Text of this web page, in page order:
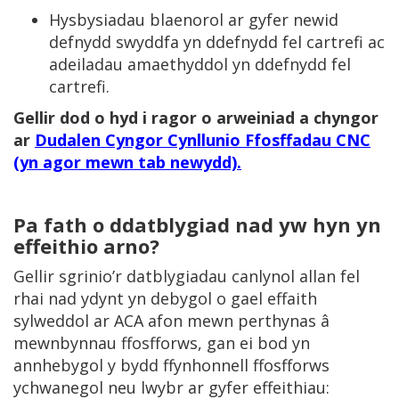
Hysbysiadau blaenorol ar gyfer newid
defnydd swyddfa yn ddefnydd fel cartrefi ac
adeiladau amaethyddol yn ddefnydd fel
cartrefi.
Gellir dod o hyd i ragor o arweiniad a chyngor
ar Dudalen Cyngor Cynllunio Ffosffadau CNC
(yn agor mewn tab newydd).
Pa fath o ddatblygiad nad yw hyn yn
effeithio arno?
Gellir sgrinio’r datblygiadau canlynol allan fel
rhai nad ydynt yn debygol o gael effaith
sylweddol ar ACA afon mewn perthynas â
mewnbynnau ffosfforws, gan ei bod yn
annhebygol y bydd ffynhonnell ffosfforws
ychwanegol neu lwybr ar gyfer effeithiau: